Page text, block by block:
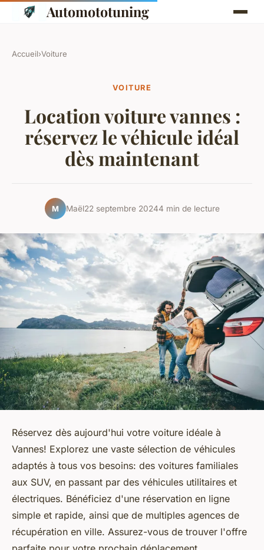
Automototuning
Accueil›Voiture
VOITURE
Location voiture vannes :
réservez le véhicule idéal
dès maintenant
M Maël22 septembre 20244 min de lecture
Réservez dès aujourd'hui votre voiture idéale à
Vannes! Explorez une vaste sélection de véhicules
adaptés à tous vos besoins: des voitures familiales
aux SUV, en passant par des véhicules utilitaires et
électriques. Bénéficiez d'une réservation en ligne
simple et rapide, ainsi que de multiples agences de
récupération en ville. Assurez-vous de trouver l'offre